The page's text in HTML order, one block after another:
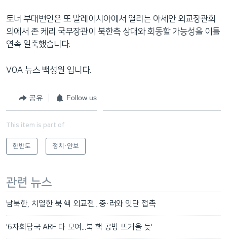
토너 부대변인은 또 말레이시아에서 열리는 아세안 외교장관회
의에서 존 케리 국무장관이 북한측 상대와 회동할 가능성을 이틀
연속 일축했습니다.
VOA 뉴스 백성원 입니다.
공유 Follow us
This item is part of
한반도 정치·안보
관련 뉴스
남북한, 치열한 북 핵 외교전...중·러와 잇단 접촉
'6자회담국 ARF 다 모여...북 핵 공방 뜨거울 듯'